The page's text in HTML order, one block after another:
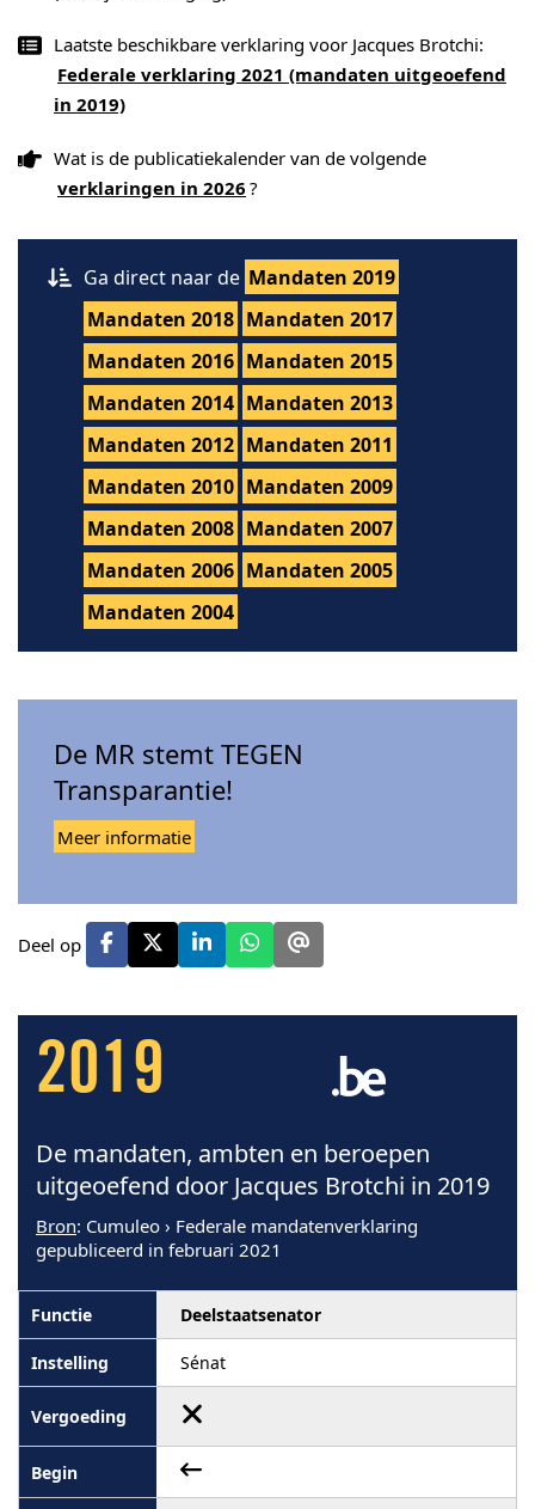
Laatste beschikbare verklaring voor Jacques Brotchi:
Federale verklaring 2021 (mandaten uitgeoefend
in 2019)
Wat is de publicatiekalender van de volgende
verklaringen in 2026 ?
Ga direct naar de Mandaten 2019
Mandaten 2018 Mandaten 2017
Mandaten 2016 Mandaten 2015
Mandaten 2014 Mandaten 2013
Mandaten 2012 Mandaten 2011
Mandaten 2010 Mandaten 2009
Mandaten 2008 Mandaten 2007
Mandaten 2006 Mandaten 2005
Mandaten 2004
De MR stemt TEGEN
Transparantie!
Meer informatie
Deel op
2019
De mandaten, ambten en beroepen
uitgeoefend door Jacques Brotchi in 2019
Bron: Cumuleo › Federale mandatenverklaring
gepubliceerd in februari 2021
Deelstaatsenator
Sénat